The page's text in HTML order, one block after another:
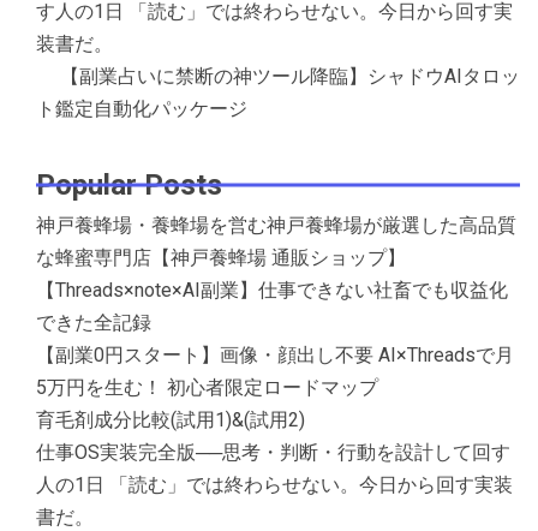
す人の1日 「読む」では終わらせない。今日から回す実
装書だ。
【副業占いに禁断の神ツール降臨】シャドウAIタロッ
ト鑑定自動化パッケージ
Popular Posts
神戸養蜂場・養蜂場を営む神戸養蜂場が厳選した高品質
な蜂蜜専門店【神戸養蜂場 通販ショップ】
【Threads×note×AI副業】仕事できない社畜でも収益化
できた全記録
【副業0円スタート】画像・顔出し不要 AI×Threadsで月
5万円を生む！ 初心者限定ロードマップ
育毛剤成分比較(試用1)&(試用2)
仕事OS実装完全版──思考・判断・行動を設計して回す
人の1日 「読む」では終わらせない。今日から回す実装
書だ。